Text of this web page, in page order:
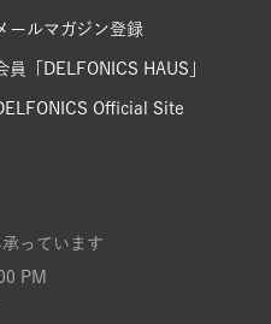
ールマガジン登録
員「DELFONICS HAUS」
DELFONICS Official Site
っています
PM